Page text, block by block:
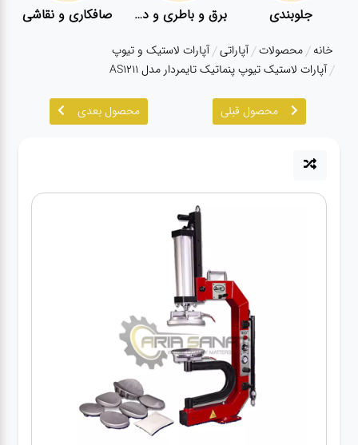
درباره
ما
آپاراتی
جلوبندی برق و باطری و دیاگ صافکاری و نقاشی
خانه محصولات آپاراتی آپارات لاستیک و تیوپ
آپارات لاستیک تیوپ پنماتیک تایمردار مدل AS1211
محصول قبلی محصول بعدی